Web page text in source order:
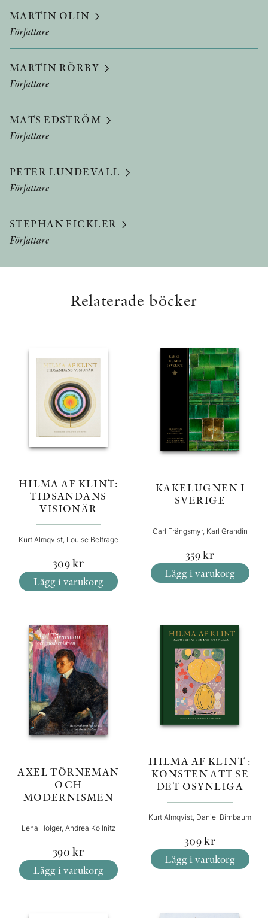
MARTIN OLIN
Författare
MARTIN RÖRBY
Författare
MATS EDSTRÖM
Författare
PETER LUNDEVALL
Författare
STEPHAN FICKLER
Författare
Relaterade böcker
HILMA AF KLINT:
TIDSANDANS
VISIONÄR
Kurt Almqvist, Louise Belfrage
309kr
Lägg i varukorg
KAKELUGNEN I
SVERIGE
Carl Frängsmyr, Karl Grandin
359kr
Lägg i varukorg
AXEL TÖRNEMAN
OCH
MODERNISMEN
Lena Holger, Andrea Kollnitz
390kr
Lägg i varukorg
HILMA AF KLINT :
KONSTEN ATT SE
DET OSYNLIGA
Kurt Almqvist, Daniel Birnbaum
309kr
Lägg i varukorg